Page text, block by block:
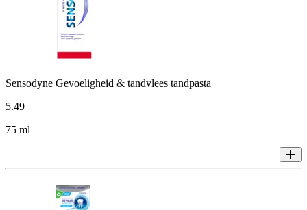
Sensodyne Gevoeligheid & tandvlees tandpasta
5.49
75 ml